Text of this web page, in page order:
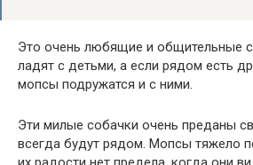
Это очень любящие и общительные
ладят с детьми, а если рядом есть
мопсы подружатся и с ними.
Эти милые собачки очень преданы
всегда будут рядом. Мопсы тяжело